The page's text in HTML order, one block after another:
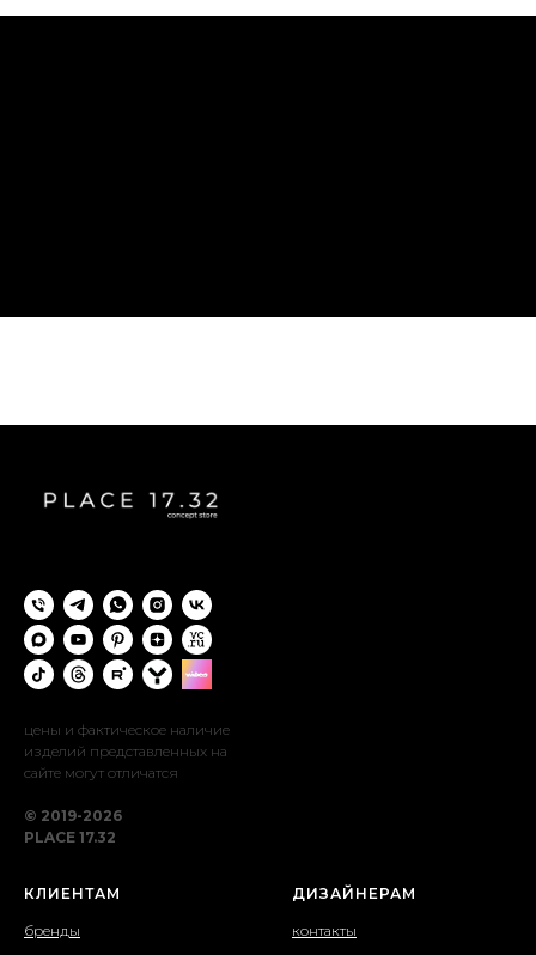
цены и фактическое наличие
изделий представленных на
сайте могут отличатся
© 2019-2026
PLACE 17.32
КЛИЕНТАМ
бренды
ДИЗАЙНЕРАМ
контакты